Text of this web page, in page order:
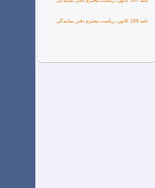
نامه 189 کانون ،ریاست محترم دفتر نمایندگی